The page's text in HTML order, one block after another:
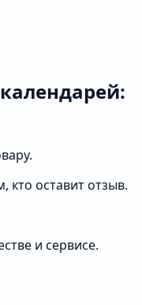
кто оставит отзыв.
и сервисе.